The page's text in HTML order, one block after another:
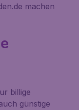
machen
billige
günstige